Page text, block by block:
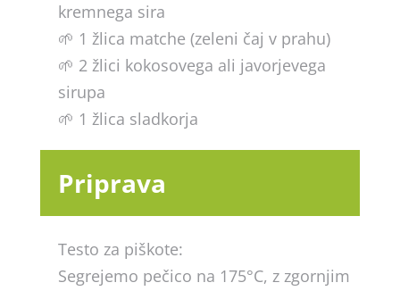
kremnega sira
🌱 1 žlica matche (zeleni čaj v prahu)
🌱 2 žlici kokosovega ali javorjevega
sirupa
🌱 1 žlica sladkorja
Priprava
Testo za piškote:
Segrejemo pečico na 175°C, z zgornjim